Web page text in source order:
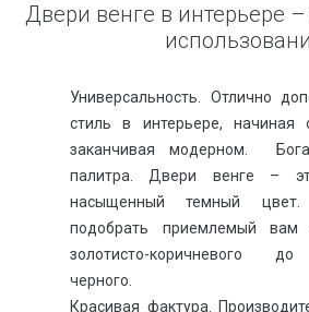
Двери венге в интерьере
Универсальность. Отлично
стиль в интерьере, начиная
заканчивая модерном.
палитра. Двери венге –
насыщенный темный
подобрать приемлемый
золотисто-коричневого до
черного.
Красивая фактура.